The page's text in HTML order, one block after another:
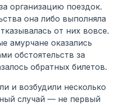
организацию поездок.
она либо выполняла
от них вовсе.
амурчане оказались
обстоятельств за
обратных билетов.
и возбудили несколько
случай — не первый